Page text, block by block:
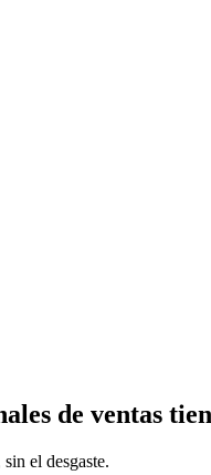
de ventas
el desgaste.